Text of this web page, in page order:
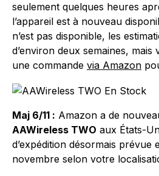
seulement quelques heures
l’appareil est à nouveau
n’est pas disponible, les
d’environ deux semaines,
une commande via Amazon
Maj 6/11 : Amazon a de
AAWireless TWO aux États-
d’expédition désormais prévue
novembre selon votre